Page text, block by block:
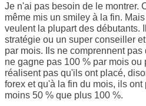
Je n'ai pas besoin de le montrer.
même mis un smiley à la fin.
veulent la plupart des débutants.
stratégie ou un super conseiller
par mois. Ils ne comprennent
ne gagne pas 100 % par mois ou
réalisent pas qu'ils ont placé,
forex et qu'à la fin du mois, ils
moins 50 % que plus 100 %.